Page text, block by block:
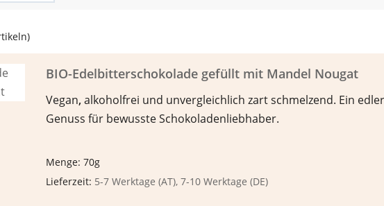
BIO-Edelbitterschokolade gefüllt mit Mandel Nougat
Vegan,alkoholfrei und unvergleichlich zart schmelzend. Ein edler
Genuss für bewusste Schokoladenliebhaber.
Menge: 70g
Lieferzeit: 5-7 Werktage (AT), 7-10 Werktage (DE)